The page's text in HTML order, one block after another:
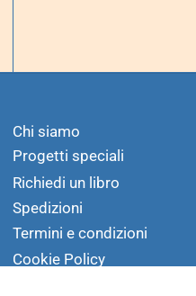
Chi siamo
Progetti speciali
Richiedi un libro
Spedizioni
Termini e condizioni
Cookie Policy